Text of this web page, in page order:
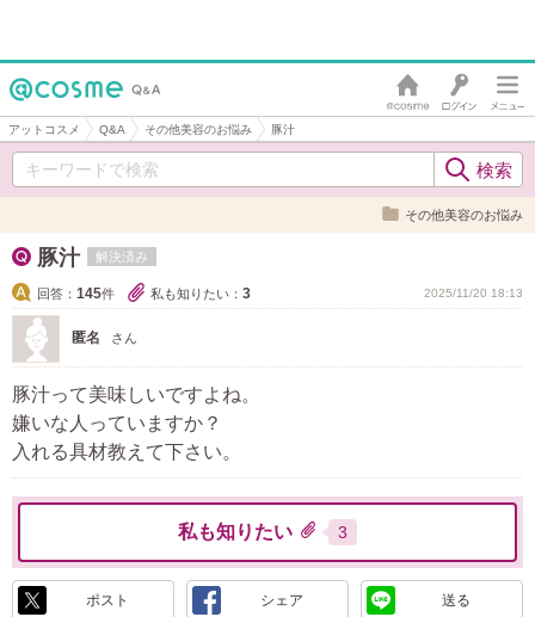
アットコスメ Q&A その他美容のお悩み 豚汁
その他美容のお悩み
豚汁 解決済み
回答： 145件 私も知りたい： 3 2025/11/20 18:13
匿名 さん
豚汁って美味しいですよね。
嫌いな人っていますか？
入れる具材教えて下さい。
私も知りたい 3
ポスト シェア 送る